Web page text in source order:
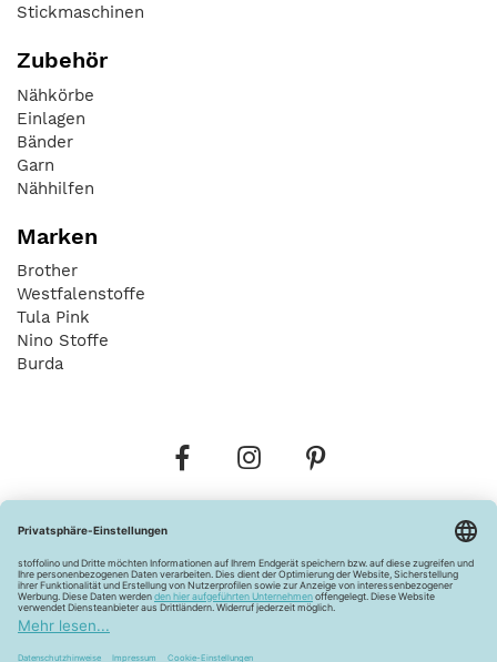
Stickmaschinen
Zubehör
Nähkörbe
Einlagen
Bänder
Garn
Nähhilfen
Marken
Brother
Westfalenstoffe
Tula Pink
Nino Stoffe
Burda
Widerrufsbelehrung Vertrag widerrufen
Barrierefreiheitserklärung